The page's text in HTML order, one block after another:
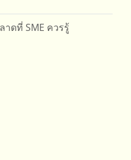
าดที่ SME ควรรู้